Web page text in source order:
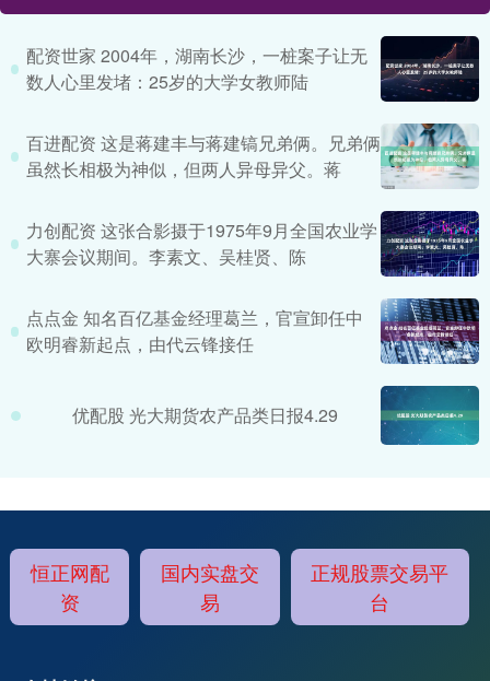
配资世家 2004年，湖南长沙，一桩案子让无
数人心里发堵：25岁的大学女教师陆
百进配资 这是蒋建丰与蒋建镐兄弟俩。兄弟俩
虽然长相极为神似，但两人异母异父。蒋
力创配资 这张合影摄于1975年9月全国农业学
大寨会议期间。李素文、吴桂贤、陈
点点金 知名百亿基金经理葛兰，官宣卸任中
欧明睿新起点，由代云锋接任
优配股 光大期货农产品类日报4.29
恒正网配
资
国内实盘交
易
正规股票交易平
台